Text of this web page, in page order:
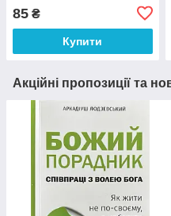
85 ₴
Купити
Акційні пропозиції та